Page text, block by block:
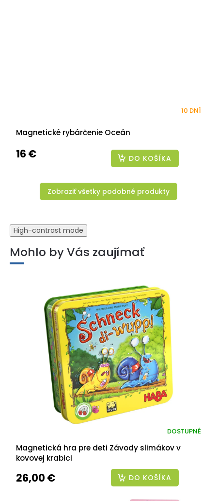
Magnetické rybárčenie Oceán
10 DNÍ
16 € DO KOŠÍKA
Zobraziť všetky podobné produkty
High-contrast mode
Mohlo by Vás zaujímať
Magnetická hra pre deti Závody slimákov v
kovovej krabici
DOSTUPNÉ
26,00 € DO KOŠÍKA